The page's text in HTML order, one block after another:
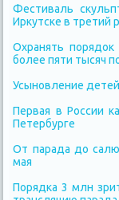
Фестиваль
Иркутске в третий
Охранять
более пяти тысяч
Усыновление
Первая в России
Петербурге
От парада до
мая
Порядка 3 млн